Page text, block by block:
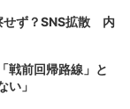
せず？SNS拡散 内
戦前回帰路線」と
」